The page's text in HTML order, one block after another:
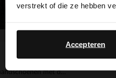
verstrekt of die ze hebben
Accepteren
Zwarte leren handschoenen met details